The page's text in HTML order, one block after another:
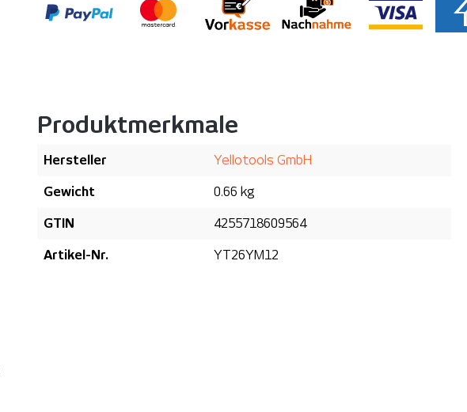
Produktmerkmale
Hersteller Yellotools GmbH
Gewicht 0.66 kg
GTIN 4255718609564
Artikel-Nr. YT26YM12